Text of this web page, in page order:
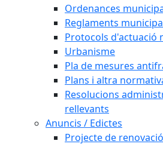
Ordenances
Reglaments
Protocols d'actuació
Urbanisme
Pla de mesures
Plans i altra
Resolucions
rellevants
Anuncis / Edictes
Projecte de